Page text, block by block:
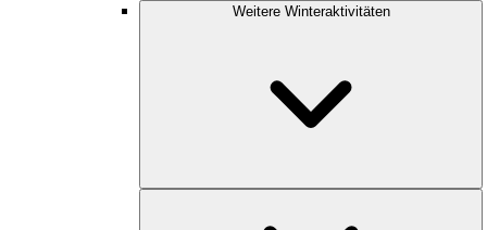
Weitere Winteraktivitäten